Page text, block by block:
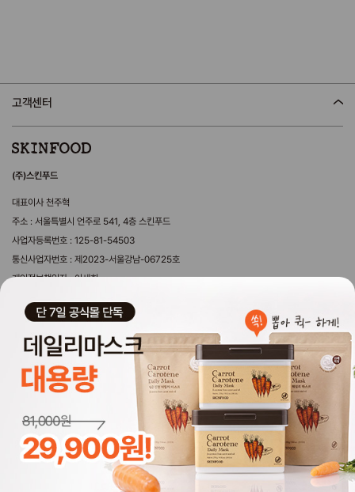
고객센터
(주)스킨푸드
대표이사 천주혁
주소 : 서울특별시 언주로 541, 4층 스킨푸드
사업자등록번호 : 125-81-54503
통신사업자번호 : 제2023-서울강남-06725호
개인정보책임자 : 이세희
마케팅제휴문의 sf_mkt@theskinfood.com
국내영업 문의 byeongwoo@theskinfood.com
해외영업 문의 overseas@theskinfood.com
copyrightⓒ2025 SKINFOOD. all rights reserved. Design by 디자인위브.